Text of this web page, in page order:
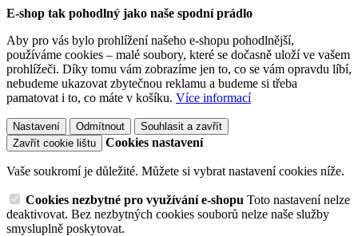
E-shop tak pohodlný jako naše spodní prádlo
Aby pro vás bylo prohlížení našeho e-shopu pohodlnější,
používáme cookies – malé soubory, které se dočasně uloží ve vašem
prohlížeči. Díky tomu vám zobrazíme jen to, co se vám opravdu líbí,
nebudeme ukazovat zbytečnou reklamu a budeme si třeba
pamatovat i to, co máte v košíku. Více informací
Nastavení Odmítnout
Souhlasit a zavřít
Zavřít cookie lištu
Cookies nastavení
Vaše soukromí je důležité. Můžete si vybrat nastavení cookies níže.
Cookies nezbytné pro využívání e-shopu Toto nastavení nelze
deaktivovat. Bez nezbytných cookies souborů nelze naše služby
smysluplně poskytovat.